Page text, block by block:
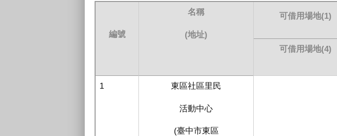
編號
名稱
(地址)
可借用場地(1)
可借用場地(4)
1 東區社區里民
活動中心
(臺中市東區